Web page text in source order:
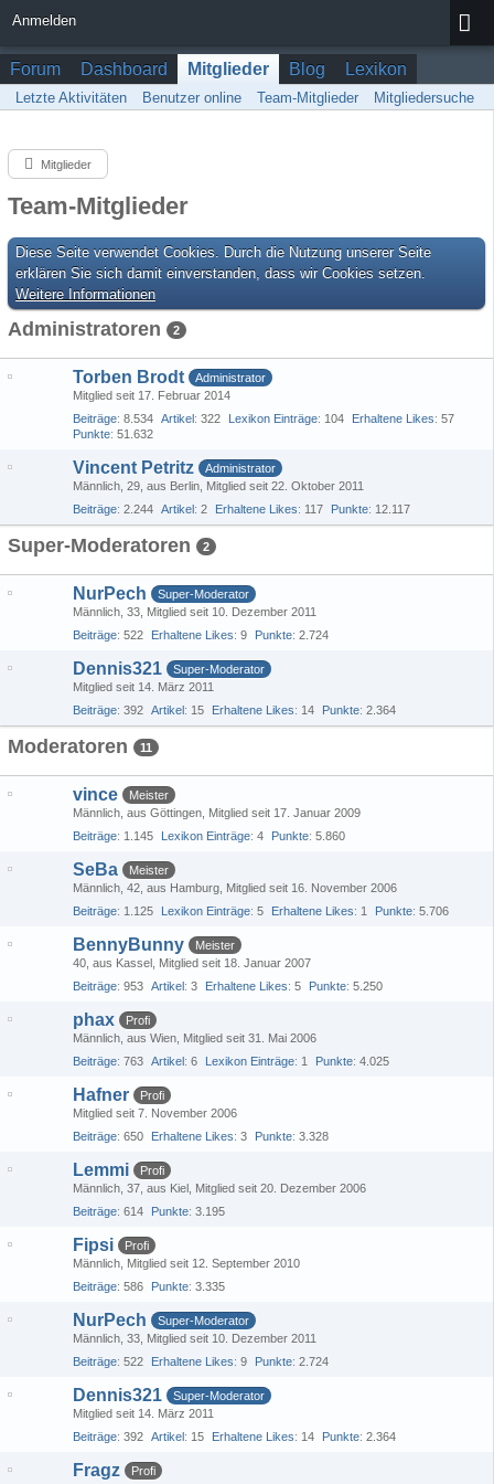
Anmelden
Forum Dashboard Mitglieder Blog Lexikon
Letzte Aktivitäten Benutzer online Team-Mitglieder Mitgliedersuche
Mitglieder
Team-Mitglieder
Diese Seite verwendet Cookies. Durch die Nutzung unserer Seite
erklären Sie sich damit einverstanden, dass wir Cookies setzen.
Weitere Informationen
Administratoren 2
Torben Brodt
Administrator
Mitglied seit 17. Februar 2014
Beiträge 8.534 Artikel 322 Lexikon Einträge 104 Erhaltene Likes 57
Punkte 51.632
Vincent Petritz
Administrator
Männlich 29 aus Berlin Mitglied seit 22. Oktober 2011
Beiträge 2.244 Artikel 2 Erhaltene Likes 117 Punkte 12.117
Super-Moderatoren 2
NurPech
Super-Moderator
Männlich 33 Mitglied seit 10. Dezember 2011
Beiträge 522 Erhaltene Likes 9 Punkte 2.724
Dennis321
Super-Moderator
Mitglied seit 14. März 2011
Beiträge 392 Artikel 15 Erhaltene Likes 14 Punkte 2.364
Moderatoren 11
vince
Meister
Männlich aus Göttingen Mitglied seit 17. Januar 2009
Beiträge 1.145 Lexikon Einträge 4 Punkte 5.860
SeBa
Meister
Männlich 42 aus Hamburg Mitglied seit 16. November 2006
Beiträge 1.125 Lexikon Einträge 5 Erhaltene Likes 1 Punkte 5.706
BennyBunny
Meister
40 aus Kassel Mitglied seit 18. Januar 2007
Beiträge 953 Artikel 3 Erhaltene Likes 5 Punkte 5.250
phax
Profi
Männlich aus Wien Mitglied seit 31. Mai 2006
Beiträge 763 Artikel 6 Lexikon Einträge 1 Punkte 4.025
Hafner
Profi
Mitglied seit 7. November 2006
Beiträge 650 Erhaltene Likes 3 Punkte 3.328
Lemmi
Profi
Männlich 37 aus Kiel Mitglied seit 20. Dezember 2006
Beiträge 614 Punkte 3.195
Fipsi
Profi
Männlich Mitglied seit 12. September 2010
Beiträge 586 Punkte 3.335
NurPech
Super-Moderator
Männlich 33 Mitglied seit 10. Dezember 2011
Beiträge 522 Erhaltene Likes 9 Punkte 2.724
Dennis321
Super-Moderator
Mitglied seit 14. März 2011
Beiträge 392 Artikel 15 Erhaltene Likes 14 Punkte 2.364
Fragz
Profi